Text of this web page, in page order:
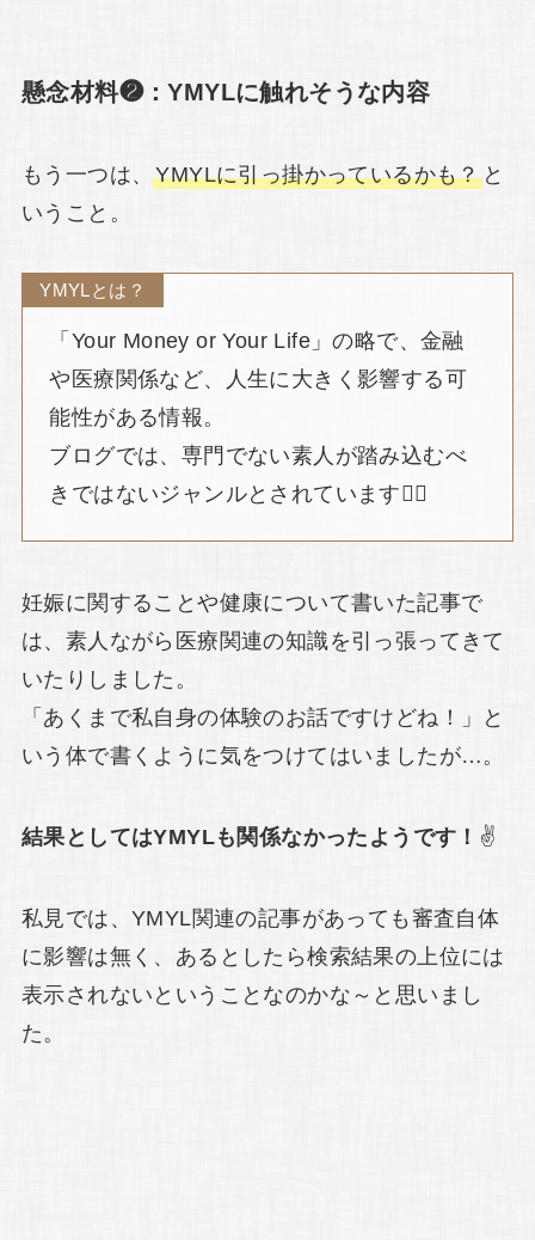
懸念材料❷：YMYLに触れそうな内容
もう一つは、YMYLに引っ掛かっているかも？と
いうこと。
YMYLとは？
「Your Money or Your Life」の略で、金融
や医療関係など、人生に大きく影響する可
能性がある情報。
ブログでは、専門でない素人が踏み込むべ
きではないジャンルとされています🙅‍♀️
妊娠に関することや健康について書いた記事で
は、素人ながら医療関連の知識を引っ張ってきて
いたりしました。
「あくまで私自身の体験のお話ですけどね！」と
いう体で書くように気をつけてはいましたが…。
結果としてはYMYLも関係なかったようです！ ✌
私見では、YMYL関連の記事があっても審査自体
に影響は無く、あるとしたら検索結果の上位には
表示されないということなのかな～と思いまし
た。